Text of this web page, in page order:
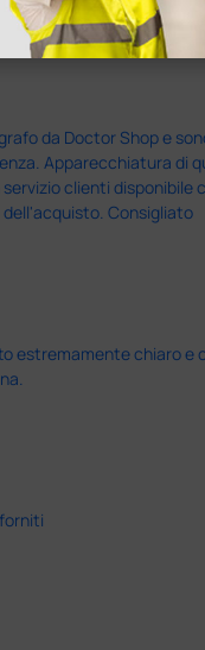
da Doctor Shop e
Apparecchiatura di
clienti disponibile
Consigliato
estremamente chiaro e